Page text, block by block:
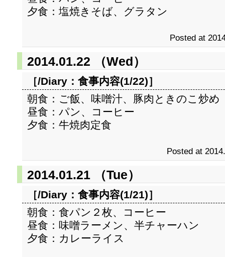
夕食：塩焼きそば、グラタン
Posted at
2014.01.22 （Wed）
［/Diary： 食事内容(1/22)］
朝食：ご飯、味噌汁、豚肉ときのこ炒め
昼食：パン、コーヒー
夕食：牛焼肉定食
Posted at
2014.01.21 （Tue）
［/Diary： 食事内容(1/21)］
朝食：食パン２枚、コーヒー
昼食：味噌ラーメン、半チャーハン
夕食：カレーライス